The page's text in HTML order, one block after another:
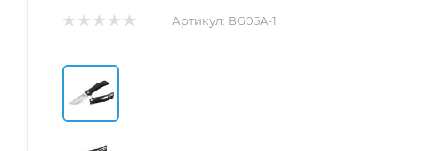
Артикул: BG05A-1